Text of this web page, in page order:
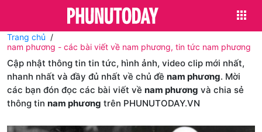
Trang chủ
nam phương - các bài viết về nam phương, tin tức nam phương
Cập nhật thông tin tin tức, hình ảnh, video clip mới nhất,
nhanh nhất và đầy đủ nhất về chủ đề nam phương. Mời
các bạn đón đọc các bài viết về nam phương và chia sẻ
thông tin nam phương trên PHUNUTODAY.VN